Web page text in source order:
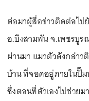
ต่อมาผู้สื่อข่าวติดต่อไป
อ.บึงสามพัน จ.เพชรบูร
ผ่านมา แมวตัวดังกล่าว
บ้าน ที่จอดอยู่ภายในปั๊
ซึ่งตอนที่ตัวเองไปช่วย